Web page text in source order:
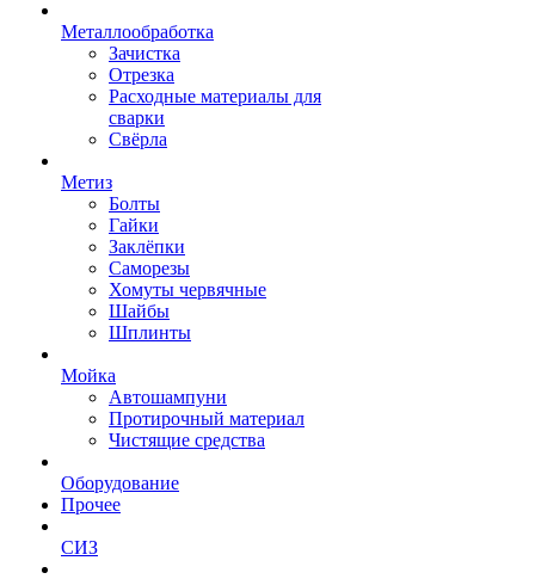
Металлообработка
Зачистка
Отрезка
Расходные материалы для
сварки
Свёрла
Метиз
Болты
Гайки
Заклёпки
Саморезы
Хомуты червячные
Шайбы
Шплинты
Мойка
Автошампуни
Протирочный материал
Чистящие средства
Оборудование
Прочее
СИЗ